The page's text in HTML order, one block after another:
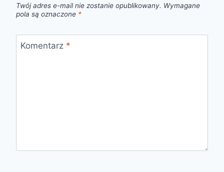
Twój adres e-mail nie zostanie opublikowany. Wymagane
pola są oznaczone *
Komentarz *